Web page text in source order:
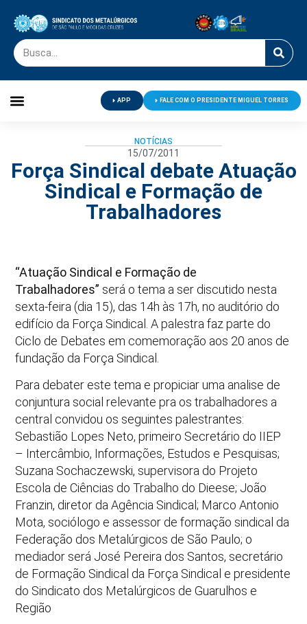
APP FALE COM O PRESIDENTE MIGUEL TORRES
NOTÍCIAS
15/07/2011
Força Sindical debate Atuação
Sindical e Formação de
Trabalhadores
“Atuação Sindical e Formação de
Trabalhadores” será o tema a ser discutido nesta
sexta-feira (dia 15), das 14h às 17h, no auditório do
edifício da Força Sindical. A palestra faz parte do
Ciclo de Debates em comemoração aos 20 anos de
fundação da Força Sindical.
Para debater este tema e propiciar uma analise de
conjuntura social relevante pra os trabalhadores a
central convidou os seguintes palestrantes:
Sebastião Lopes Neto, primeiro Secretário do IIEP
– Intercâmbio, Informações, Estudos e Pesquisas;
Suzana Sochaczewski, supervisora do Projeto
Escola de Ciências do Trabalho do Dieese; João
Franzin, diretor da Agência Sindical; Marco Antonio
Mota, sociólogo e assessor de formação sindical da
Federação dos Metalúrgicos de São Paulo; o
mediador será José Pereira dos Santos, secretário
de Formação Sindical da Força Sindical e presidente
do Sindicato dos Metalúrgicos de Guarulhos e
Região